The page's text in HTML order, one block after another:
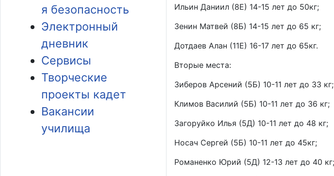
я безопасность
Электронный
дневник
Сервисы
Творческие
проекты кадет
Вакансии
училища
Ильин Даниил (8Е) 14-15 лет до 50кг;
Зенин Матвей (8Б) 14-15 лет до 65 кг;
Дотдаев Алан (11Е) 16-17 лет до 65кг.
Вторые места:
Зиберов Арсений (5Б) 10-11 лет до 33 кг;
Климов Василий (5Б) 10-11 лет до 36 кг;
Загоруйко Илья (5Д) 10-11 лет до 48 кг;
Носач Сергей (5Б) 10-11 лет до 45кг;
Романенко Юрий (5Д) 12-13 лет до 40 кг;